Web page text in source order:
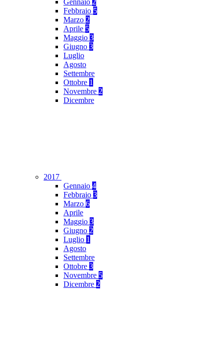
Gennaio 2
Febbraio 5
Marzo 2
Aprile 5
Maggio 3
Giugno 3
Luglio
Agosto
Settembre
Ottobre 1
Novembre 2
Dicembre
2017
Gennaio 4
Febbraio 3
Marzo 6
Aprile
Maggio 3
Giugno 2
Luglio 1
Agosto
Settembre
Ottobre 3
Novembre 5
Dicembre 2